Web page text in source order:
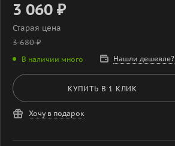
3 060 ₽
Старая цена
3 680₽
В наличии много Нашли дешевле?
КУПИТЬ В 1 КЛИК
Хочу в подарок